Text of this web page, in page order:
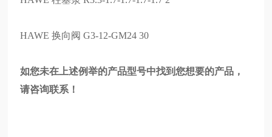
HAWE 换向阀 G3-12-GM24 30
如您未在上述例举的产品型号中找到您想要的产品，
请咨询联系！